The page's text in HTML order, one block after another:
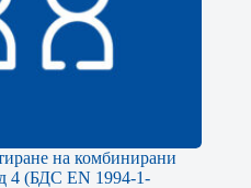
на комбинирани
4 (БДС EN 1994-1-